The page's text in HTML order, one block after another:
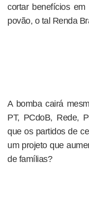
cortar benefícios
povão, o tal Renda
A bomba cairá
PT, PCdoB, Rede,
que os partidos de
um projeto que
de famílias?